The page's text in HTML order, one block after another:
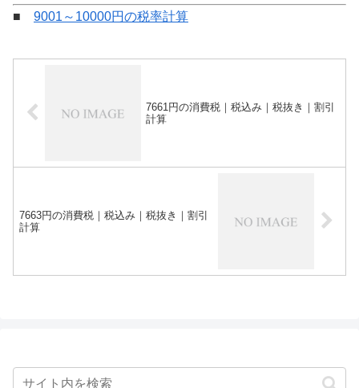
■ 9001～10000円の税率計算
7661円の消費税｜税込み｜税抜き｜割引
計算
7663円の消費税｜税込み｜税抜き｜割引
計算